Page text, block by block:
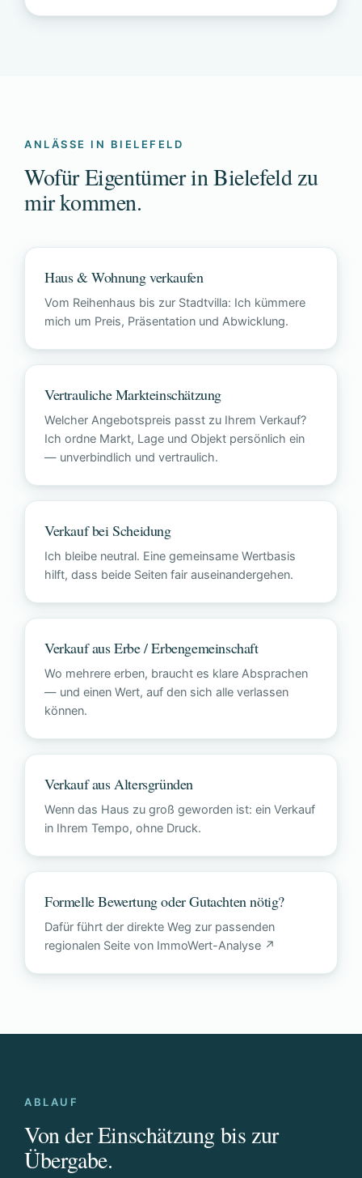
ANLÄSSE IN BIELEFELD
Wofür Eigentümer in Bielefeld zu
mir kommen.
Haus & Wohnung verkaufen
Vom Reihenhaus bis zur Stadtvilla: Ich kümmere
mich um Preis, Präsentation und Abwicklung.
Vertrauliche Markteinschätzung
Welcher Angebotspreis passt zu Ihrem Verkauf?
Ich ordne Markt, Lage und Objekt persönlich ein
— unverbindlich und vertraulich.
Verkauf bei Scheidung
Ich bleibe neutral. Eine gemeinsame Wertbasis
hilft, dass beide Seiten fair auseinandergehen.
Verkauf aus Erbe / Erbengemeinschaft
Wo mehrere erben, braucht es klare Absprachen
— und einen Wert, auf den sich alle verlassen
können.
Verkauf aus Altersgründen
Wenn das Haus zu groß geworden ist: ein Verkauf
in Ihrem Tempo, ohne Druck.
Formelle Bewertung oder Gutachten nötig?
Dafür führt der direkte Weg zur passenden
regionalen Seite von ImmoWert-Analyse ↗
ABLAUF
Von der Einschätzung bis zur
Übergabe.